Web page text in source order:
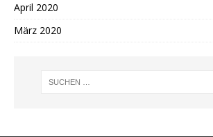
April 2020
März 2020